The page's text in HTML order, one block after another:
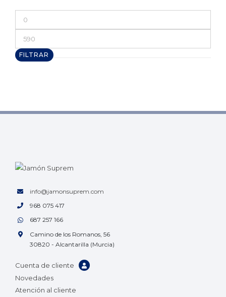
mínimo
máximo
FILTRAR
info@jamonsuprem.com
968 075 417
687 257 166
Camino de los Romanos, 56
30820 - Alcantarilla (Murcia)
Cuenta de cliente
Novedades
Atención al cliente